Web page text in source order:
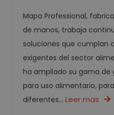
Mapa Professional,
de manos, trabaja
soluciones que cumplan
exigentes del sector
ha ampliado su gama
para uso alimentario,
diferentes...Leer mas